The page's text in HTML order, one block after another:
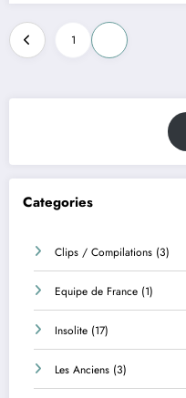
Pagination
des
publications
1
Categories
Clips / Compilations (3)
Equipe de France (1)
Insolite (17)
Les Anciens (3)